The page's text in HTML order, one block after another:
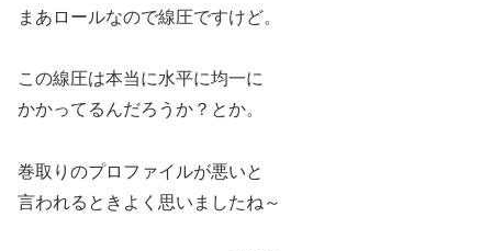
まあロールなので線圧ですけど。
この線圧は本当に水平に均一に
かかってるんだろうか？とか。
巻取りのプロファイルが悪いと
言われるときよく思いましたね～